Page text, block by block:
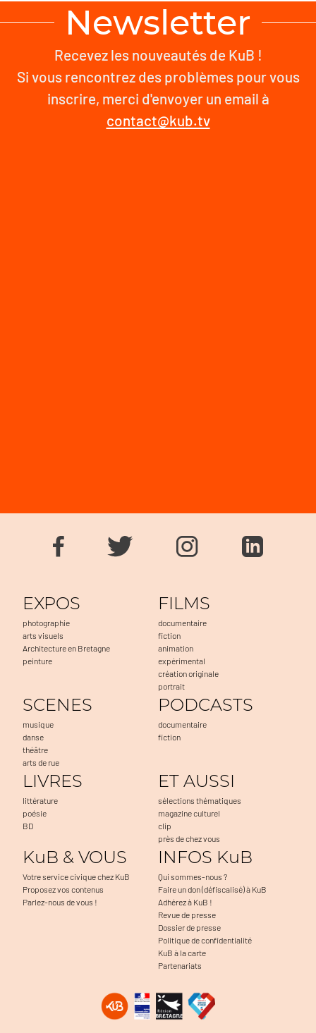
Newsletter
Recevez les nouveautés de KuB !
Si vous rencontrez des problèmes pour vous
inscrire, merci d'envoyer un email à
contact@kub.tv
EXPOS
photographie
arts visuels
Architecture en Bretagne
peinture
FILMS
documentaire
fiction
animation
expérimental
création originale
portrait
SCENES
musique
danse
théâtre
arts de rue
PODCASTS
documentaire
fiction
LIVRES
littérature
poésie
BD
ET AUSSI
sélections thématiques
magazine culturel
clip
près de chez vous
KuB & VOUS
Votre service civique chez KuB
Proposez vos contenus
Parlez-nous de vous !
INFOS KuB
Qui sommes-nous ?
Faire un don (défiscalisé) à KuB
Adhérez à KuB !
Revue de presse
Dossier de presse
Politique de confidentialité
KuB à la carte
Partenariats